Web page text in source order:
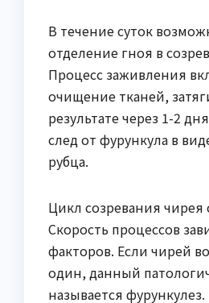
В течение суток
отделение гноя в
Процесс заживления
очищение тканей,
результате через 1-2
след от фурункула в
рубца.
Цикл созревания
Скорость процессов
факторов. Если чирей
один, данный
называется